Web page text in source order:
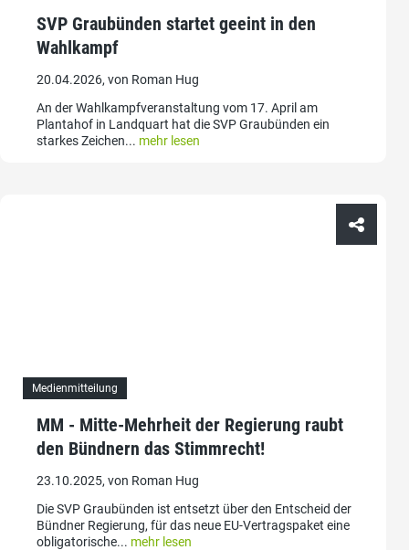
SVP Graubünden startet geeint in den
Wahlkampf
20.04.2026, von Roman Hug
An der Wahlkampfveranstaltung vom 17. April am
Plantahof in Landquart hat die SVP Graubünden ein
starkes Zeichen... mehr lesen
Medienmitteilung
MM - Mitte-Mehrheit der Regierung raubt
den Bündnern das Stimmrecht!
23.10.2025, von Roman Hug
Die SVP Graubünden ist entsetzt über den Entscheid der
Bündner Regierung, für das neue EU-Vertragspaket eine
obligatorische... mehr lesen